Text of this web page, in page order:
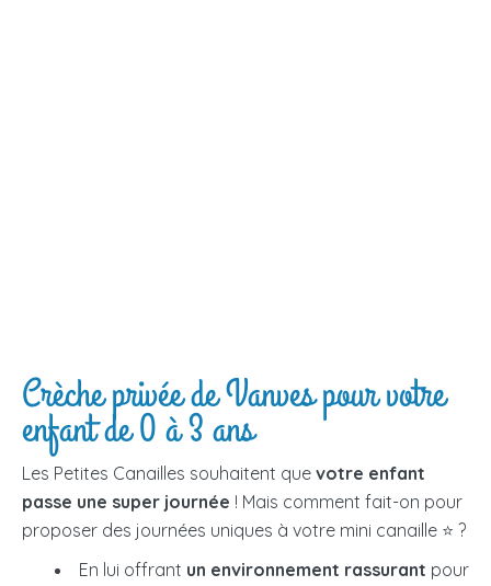
Crèche privée de Vanves pour votre
enfant de 0 à 3 ans
Les Petites Canailles souhaitent que votre enfant
passe une super journée ! Mais comment fait-on pour
proposer des journées uniques à votre mini canaille ⭐ ?
En lui offrant un environnement rassurant pour